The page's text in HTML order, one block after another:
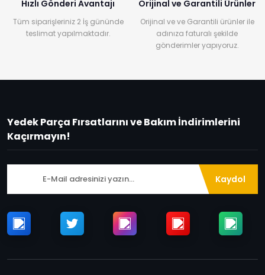
Hızlı Gönderi Avantajı
Tüm siparişleriniz 2 İş gününde
teslimat yapılmaktadır.
Orijinal ve Garantili Ürünler
Orijinal ve ve Garantili ürünler ile
adınıza faturalı şekilde
gönderimler yapıyoruz.
Yedek Parça Fırsatlarını ve Bakım İndirimlerini
Kaçırmayın!
Kaydol